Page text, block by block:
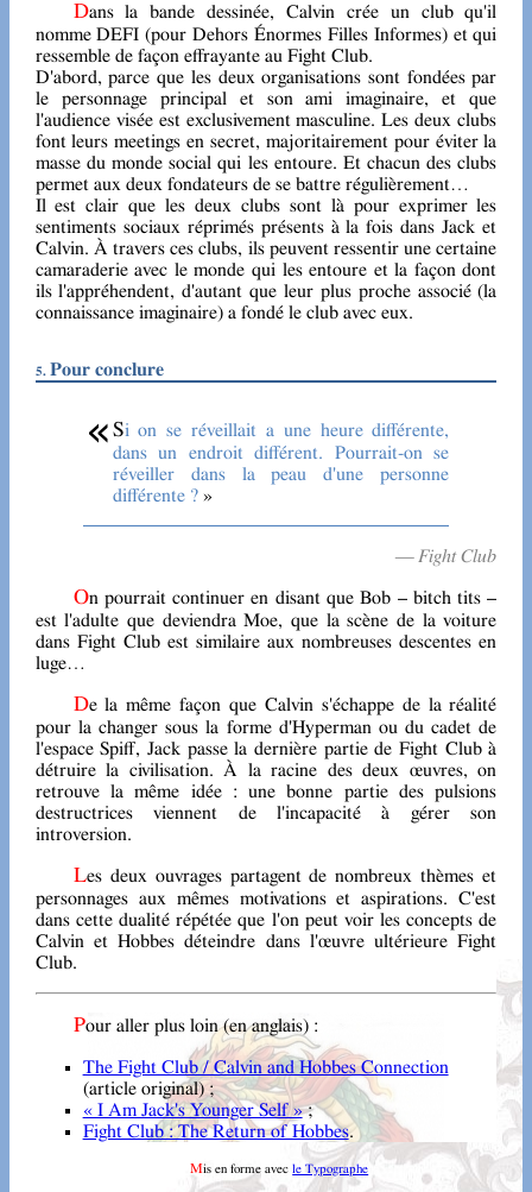
Dans la bande dessinée, Calvin crée un club qu'il
nomme DEFI (pour Dehors Énormes Filles Informes) et qui
ressemble de façon effrayante au Fight Club.
D'abord, parce que les deux organisations sont fondées par
le personnage principal et son ami imaginaire, et que
l'audience visée est exclusivement masculine. Les deux clubs
font leurs meetings en secret, majoritairement pour éviter la
masse du monde social qui les entoure. Et chacun des clubs
permet aux deux fondateurs de se battre régulièrement…
Il est clair que les deux clubs sont là pour exprimer les
sentiments sociaux réprimés présents à la fois dans Jack et
Calvin. À travers ces clubs, ils peuvent ressentir une certaine
camaraderie avec le monde qui les entoure et la façon dont
ils l'appréhendent, d'autant que leur plus proche associé (la
connaissance imaginaire) a fondé le club avec eux.
Pour conclure
Si on se réveillait a une heure différente,
dans un endroit différent. Pourrait-on se
réveiller dans la peau d'une personne
différente ?
— Fight Club
On pourrait continuer en disant que Bob – bitch tits –
est l'adulte que deviendra Moe, que la scène de la voiture
dans Fight Club est similaire aux nombreuses descentes en
luge…
De la même façon que Calvin s'échappe de la réalité
pour la changer sous la forme d'Hyperman ou du cadet de
l'espace Spiff, Jack passe la dernière partie de Fight Club à
détruire la civilisation. À la racine des deux œuvres, on
retrouve la même idée : une bonne partie des pulsions
destructrices viennent de l'incapacité à gérer son
introversion.
Les deux ouvrages partagent de nombreux thèmes et
personnages aux mêmes motivations et aspirations. C'est
dans cette dualité répétée que l'on peut voir les concepts de
Calvin et Hobbes déteindre dans l'œuvre ultérieure Fight
Club.
Pour aller plus loin (en anglais) :
The Fight Club / Calvin and Hobbes Connection
(article original) ;
« I Am Jack's Younger Self »;
Fight Club : The Return of Hobbes.
Mis en forme avecle Typographe